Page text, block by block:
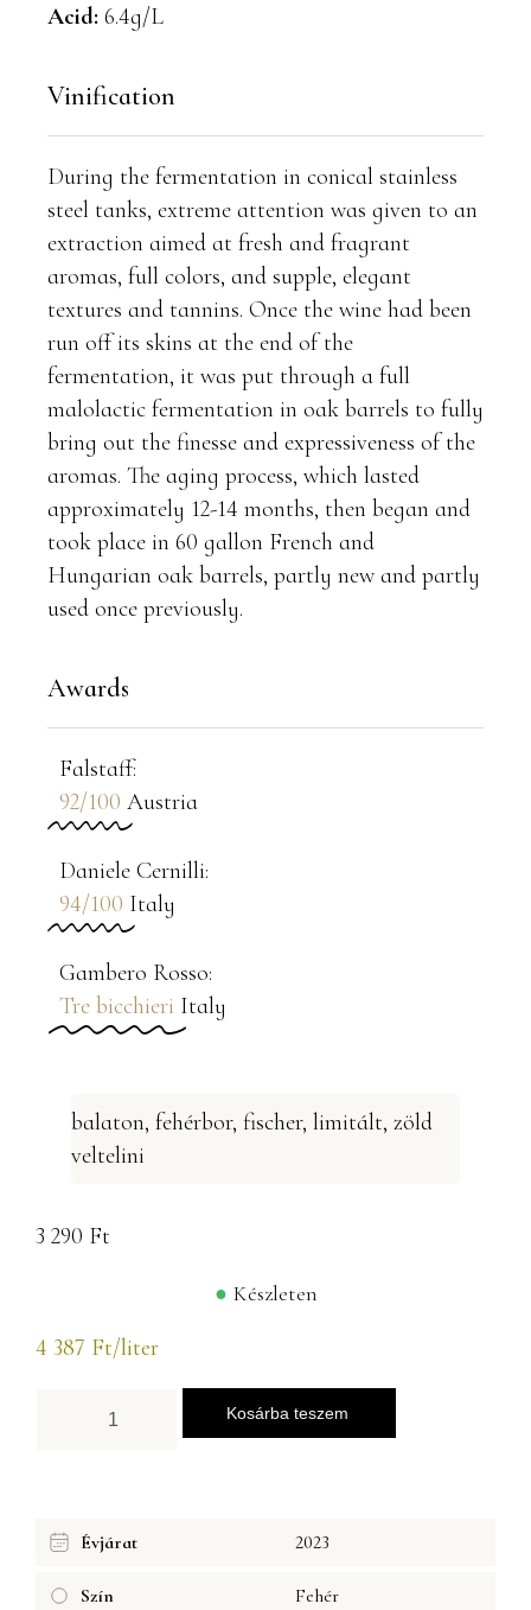
Acid: 6.4g/L
Vinification
During the fermentation in conical stainless
steel tanks, extreme attention was given to an
extraction aimed at fresh and fragrant
aromas, full colors, and supple, elegant
textures and tannins. Once the wine had been
run off its skins at the end of the
fermentation, it was put through a full
malolactic fermentation in oak barrels to fully
bring out the finesse and expressiveness of the
aromas. The aging process, which lasted
approximately 12-14 months, then began and
took place in 60 gallon French and
Hungarian oak barrels, partly new and partly
used once previously.
Awards
Falstaff​:
92/100 Austria
Daniele Cernilli:
94/100 Italy
Gambero Rosso​:
Tre bicchieri Italy
balaton, fehérbor, fischer, limitált, zöld
veltelini
3 290 Ft
Készleten
4 387 Ft/liter
Kosárba teszem
Évjárat 2023
Szín Fehér